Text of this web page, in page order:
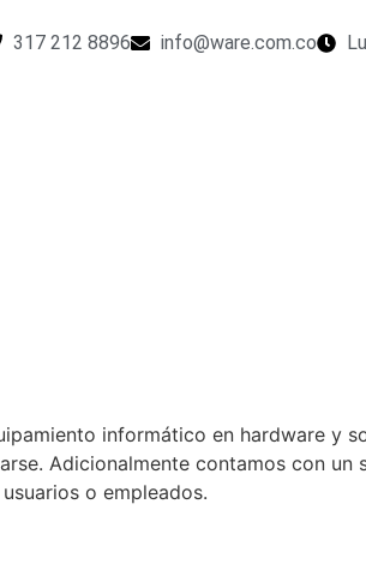
317 212 8896 info@ware.com.co
informático en hardware y
Adicionalmente contamos con
o empleados.